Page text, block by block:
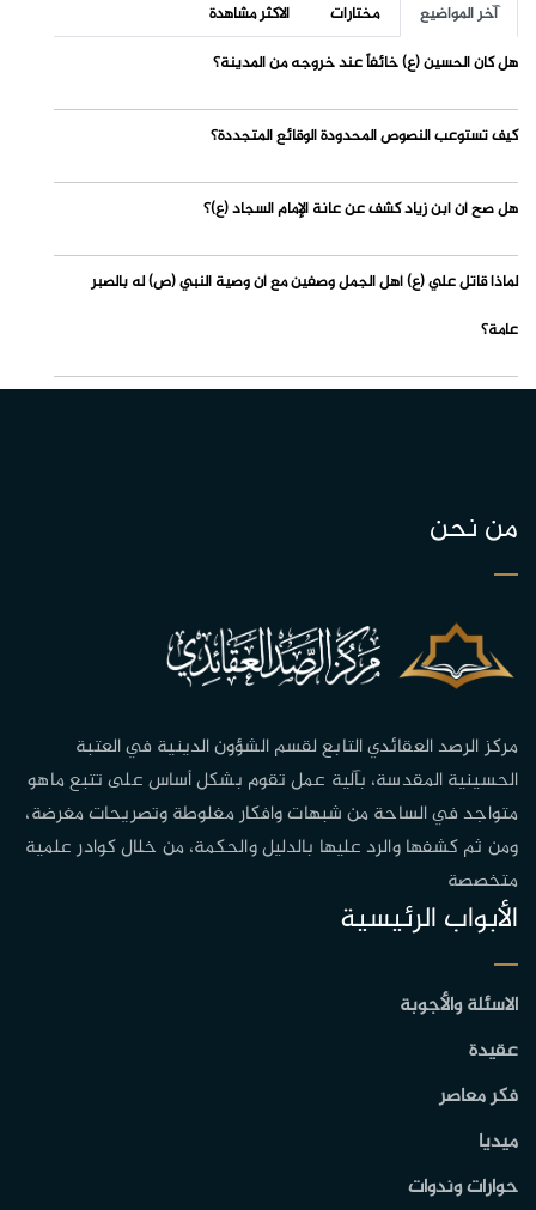
آخر المواضيع مختارات
الاكثر مشاهدة
هل كان الحسين (ع) خائفاً عند خروجه من المدينة؟
كيف تستوعب النصوص المحدودة الوقائع المتجددة؟
هل صح أن ابن زياد كشف عن عانة الإمام السجاد (ع)؟
لماذا قاتل علي (ع) أهل الجمل وصفين مع أن وصية النبي (ص) له بالصبر
عامة؟
من نحن
مركز الرصد العقائدي التابع لقسم الشؤون الدينية في العتبة
الحسينية المقدسة، بآلية عمل تقوم بشكل أساس على تتبع ماهو
متواجد في الساحة من شبهات وافكار مغلوطة وتصريحات مغرضة،
ومن ثم كشفها والرد عليها بالدليل والحكمة، من خلال كوادر علمية
متخصصة
الأبواب الرئيسية
الاسئلة والأجوبة
عقيدة
فكر معاصر
ميديا
حوارات وندوات